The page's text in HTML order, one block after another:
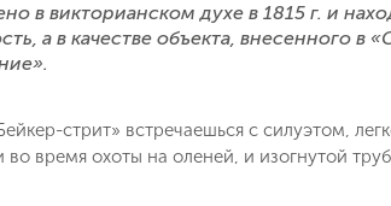
Телефон
Как Вас зовут?
Email
персональных данных в соответствии с
в викторианском духе в 1815 г. и
а в качестве объекта, внесенного
стрит» встречаешься с силуэтом,
во время охоты на оленей, и изогнутой